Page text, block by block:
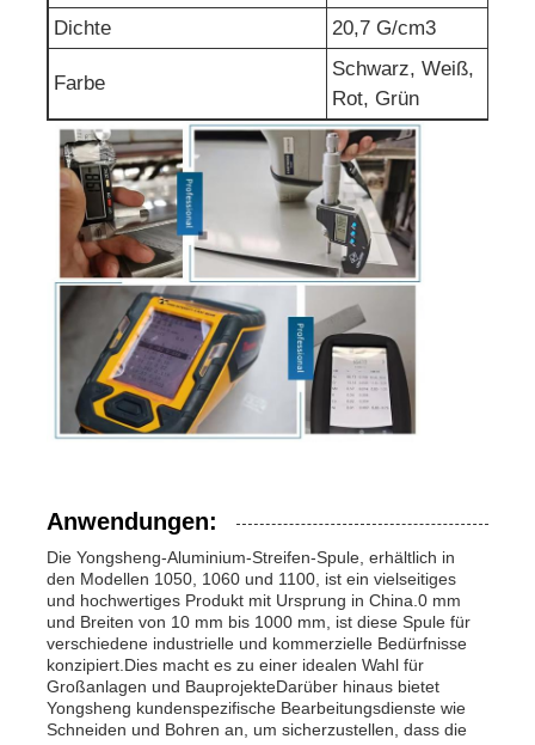
Dichte
20,7 G/cm3
Farbe
Schwarz, Weiß,
Rot, Grün
Anwendungen:
Die Yongsheng-Aluminium-Streifen-Spule, erhältlich in
den Modellen 1050, 1060 und 1100, ist ein vielseitiges
und hochwertiges Produkt mit Ursprung in China.0 mm
und Breiten von 10 mm bis 1000 mm, ist diese Spule für
verschiedene industrielle und kommerzielle Bedürfnisse
konzipiert.Dies macht es zu einer idealen Wahl für
Großanlagen und BauprojekteDarüber hinaus bietet
Yongsheng kundenspezifische Bearbeitungsdienste wie
Schneiden und Bohren an, um sicherzustellen, dass die